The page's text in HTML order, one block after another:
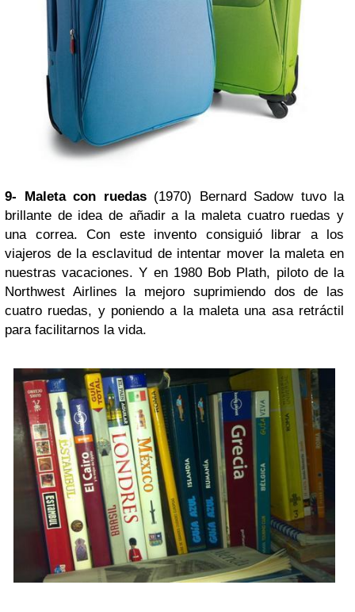
9- Maleta con ruedas (1970) Bernard Sadow tuvo la
brillante de idea de añadir a la maleta cuatro ruedas y
una correa. Con este invento consiguió librar a los
viajeros de la esclavitud de intentar mover la maleta en
nuestras vacaciones. Y en 1980 Bob Plath, piloto de la
Northwest Airlines la mejoro suprimiendo dos de las
cuatro ruedas, y poniendo a la maleta una asa retráctil
para facilitarnos la vida.